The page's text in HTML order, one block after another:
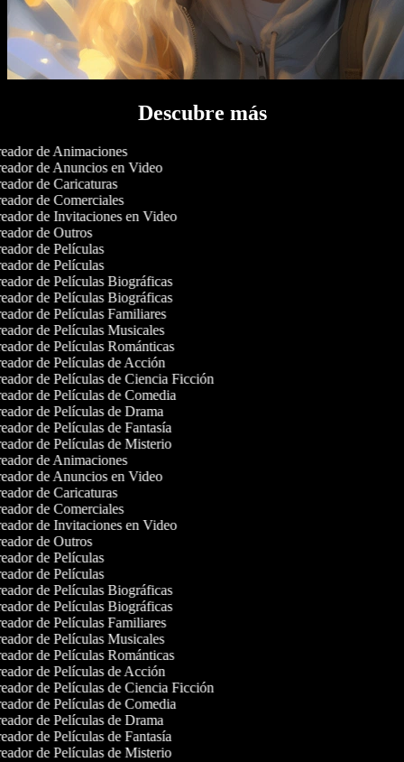
Descubre más
de Animaciones
de Anuncios en Video
de Caricaturas
de Comerciales
de Invitaciones en Video
de Outros
de Películas
de Películas
de Películas Biográficas
de Películas Biográficas
de Películas Familiares
de Películas Musicales
de Películas Románticas
de Películas de Acción
de Películas de Ciencia Ficción
de Películas de Comedia
de Películas de Drama
de Películas de Fantasía
de Películas de Misterio
de Animaciones
de Anuncios en Video
de Caricaturas
de Comerciales
de Invitaciones en Video
de Outros
de Películas
de Películas
de Películas Biográficas
de Películas Biográficas
de Películas Familiares
de Películas Musicales
de Películas Románticas
de Películas de Acción
de Películas de Ciencia Ficción
de Películas de Comedia
de Películas de Drama
de Películas de Fantasía
de Películas de Misterio